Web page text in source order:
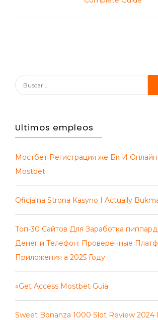
Buscar:
Ultimos empleos
Мостбет Регистрация же Бк И
Mostbet
Oficjalna Strona Kasyno I Actually
Топ-30 Сайтов Для Заработка
Денег и Телефон: Проверенные
Приложения а 2025 Году
«Get Access Mostbet Guia
Sweet Bonanza 1000 Slot Review 2024